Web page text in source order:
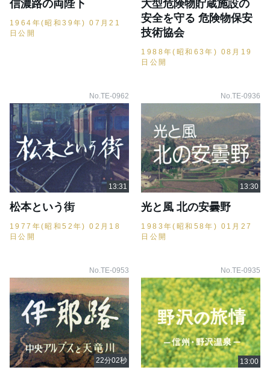
信濃路の両陛下
1964年(昭和39年) 07月21
日公開
大型危険物貯蔵施設の
安全を守る 危険物保安
技術協会
1988年(昭和63年) 08月19
日公開
No.TE-0962
松本という街
1977年(昭和52年) 02月18
日公開
No.TE-0936
光と風 北の安曇野
1983年(昭和58年) 01月27
日公開
No.TE-0953 No.TE-0935